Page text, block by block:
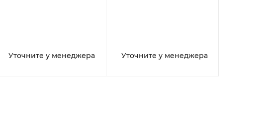
Уточните у менеджера Уточните у менеджера